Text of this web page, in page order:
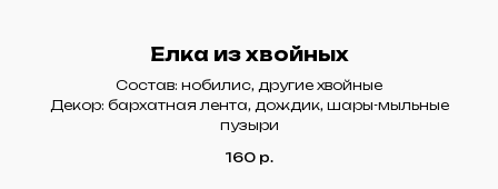
Елка из хвойных
Состав: нобилис, другие хвойные
Декор: бархатная лента, дождик, шары-мыльные
пузыри
160 р.